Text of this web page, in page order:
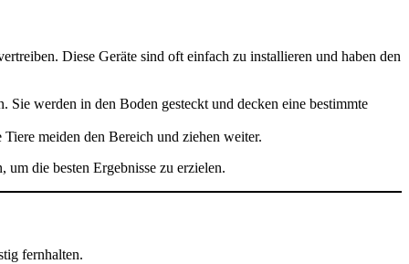
Diese Geräte sind oft einfach zu installieren und haben den
Sie werden in den Boden gesteckt und decken eine bestimmte
meiden den Bereich und ziehen weiter.
die besten Ergebnisse zu erzielen.
fernhalten.